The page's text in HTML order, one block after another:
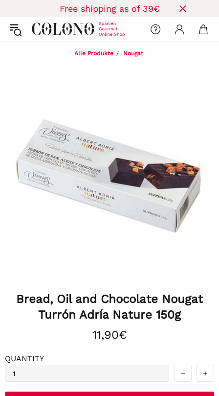
Free shipping as of 39€
Alle Produkte Nougat
Bread, Oil and Chocolate Nougat
Turrón Adría Nature 150g
11,90€
QUANTITY